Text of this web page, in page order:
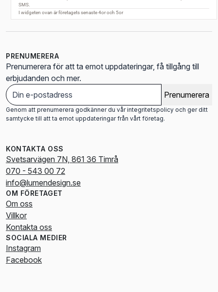
PRENUMERERA
Prenumerera för att ta emot uppdateringar, få tillgång till
erbjudanden och mer.
Prenumerera
Genom att prenumerera godkänner du vår integritetspolicy och ger ditt
samtycke till att ta emot uppdateringar från vårt företag.
KONTAKTA OSS
Svetsarvägen 7N, 861 36 Timrå
070 - 543 00 72
info@lumendesign.se
OM FÖRETAGET
Om oss
Villkor
Kontakta oss
SOCIALA MEDIER
Instagram
Facebook